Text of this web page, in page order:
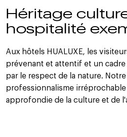
Héritage
hospitalité
Aux hôtels HUALUXE, les
prévenant et attentif et un
par le respect de la nature.
professionnalisme
approfondie de la culture et de